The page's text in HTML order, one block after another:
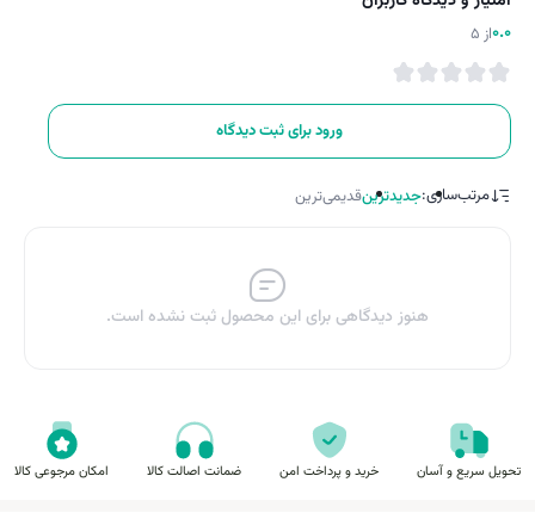
0.0از 5
ورود برای ثبت دیدگاه
مرتب‌سازی:جدیدترینقدیمی‌ترین
هنوز دیدگاهی برای این محصول ثبت نشده است.
تحویل سریع و آسان خرید و پرداخت امن ضمانت اصالت کالا امکان مرجوعی کالا